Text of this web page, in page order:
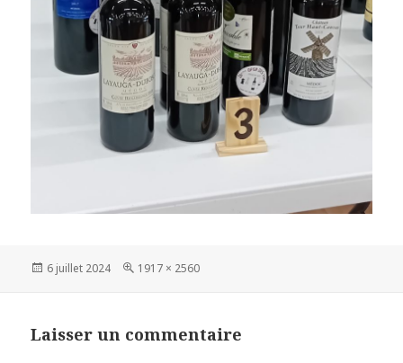
Publié
6 juillet 2024
Taille
1917 × 2560
Laisser un commentaire